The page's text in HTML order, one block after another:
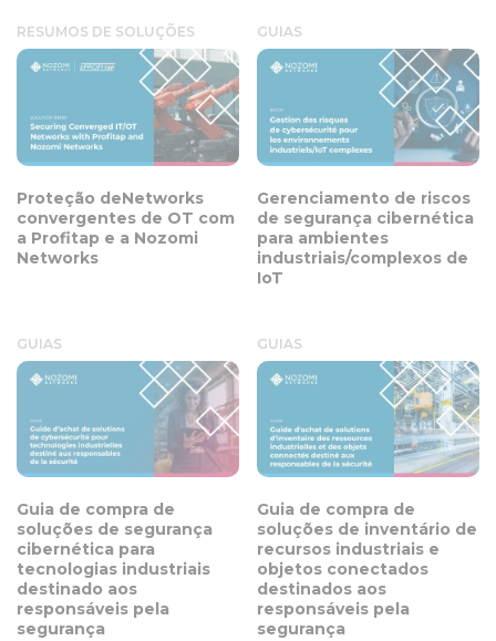
RESUMOS DE SOLUÇÕES
Proteção deNetworks
convergentes de OT com
a Profitap e a Nozomi
Networks
GUIAS
Gerenciamento de riscos
de segurança cibernética
para ambientes
industriais/complexos de
IoT
GUIAS
Guia de compra de
soluções de segurança
cibernética para
tecnologias industriais
destinado aos
responsáveis pela
segurança
GUIAS
Guia de compra de
soluções de inventário de
recursos industriais e
objetos conectados
destinados aos
responsáveis pela
segurança